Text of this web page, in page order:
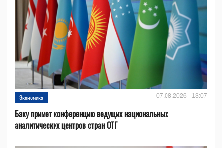
Экономика 07.08.2026 - 13:07
Баку примет конференцию ведущих национальных
аналитических центров стран ОТГ